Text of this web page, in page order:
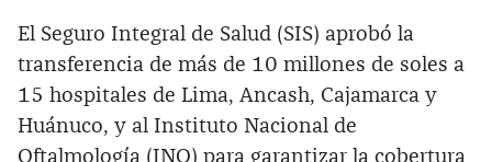
El Seguro Integral de Salud (SIS) aprobó la
transferencia de más de 10 millones de soles a
15 hospitales de Lima, Ancash, Cajamarca y
Huánuco, y al Instituto Nacional de
Oftalmología (INO) para garantizar la cobertura